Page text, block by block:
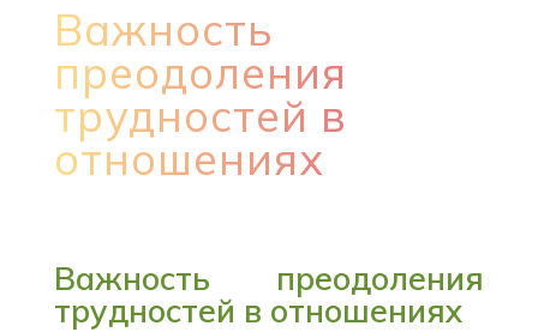
Важность
преодоления
трудностей в
отношениях
Важность преодоления
трудностей в отношениях